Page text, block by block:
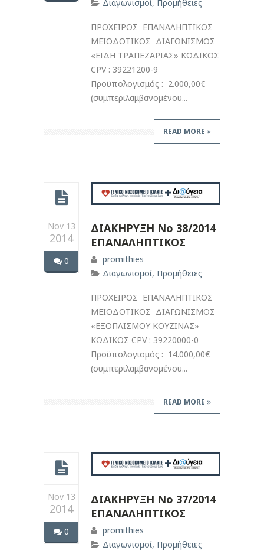
Διαγωνισμοί, Προμήθειες
ΠΡΟΧΕΙΡΟΣ ΕΠΑΝΑΛΗΠΤΙΚΟΣ
ΜΕΙΟΔΟΤΙΚΟΣ ΔΙΑΓΩΝΙΣΜΟΣ
«ΕΙΔΗ ΤΡΑΠΕΖΑΡΙΑΣ» ΚΩΔΙΚΟΣ
CPV : 39221200-9
Προϋπολογισμός : 2.000,00€
(συμπεριλαμβανομένου...
READ MORE
Nov 13
2014
0
ΔΙΑΚΗΡΥΞΗ Νο 38/2014
ΕΠΑΝΑΛΗΠΤΙΚΟΣ
promithies
Διαγωνισμοί, Προμήθειες
ΠΡΟΧΕΙΡΟΣ ΕΠΑΝΑΛΗΠΤΙΚΟΣ
ΜΕΙΟΔΟΤΙΚΟΣ ΔΙΑΓΩΝΙΣΜΟΣ
«ΕΞΟΠΛΙΣΜΟΥ ΚΟΥΖΙΝΑΣ»
ΚΩΔΙΚΟΣ CPV : 39220000-0
Προϋπολογισμός : 14.000,00€
(συμπεριλαμβανομένου...
READ MORE
Nov 13
2014
0
ΔΙΑΚΗΡΥΞΗ Νο 37/2014
ΕΠΑΝΑΛΗΠΤΙΚΟΣ
promithies
Διαγωνισμοί, Προμήθειες